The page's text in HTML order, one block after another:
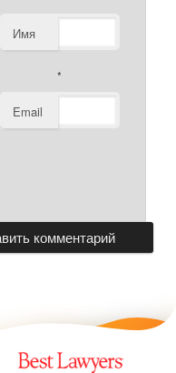
Имя
Email
*